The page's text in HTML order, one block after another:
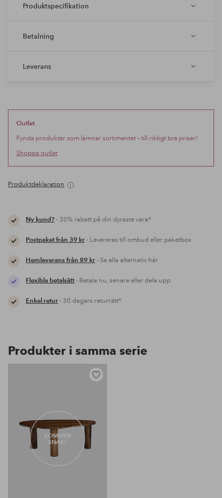
Produktspecifikation
Betalning
Leverans
Outlet
Fynda produkter som lämnar sortimentet – till riktigt bra priser!
Shoppa outlet
Produktdeklaration
Ny kund?- 30% rabatt på din dyraste vara*
Postpaket från 39 kr- Levereras till ombud eller paketbox
Hemleverans från 89 kr- Se alla alternativ här
Flexibla betalsätt- Betala nu, senare eller dela upp
Enkel retur- 30 dagars returrätt*
Produkter i samma serie
KOMMER
SNART